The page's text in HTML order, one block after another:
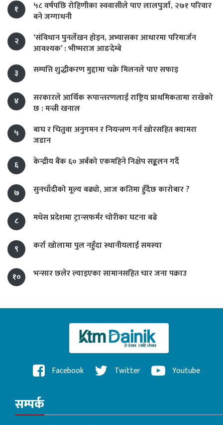
१
५८ वर्षपछि रोहिणीका स्ववासीले पाए लालपुर्जा, २७१ परिवार
बने जग्गाधनी
२
‘संविधान पुनर्लेखन होइन, अभ्यासका आधारमा परिमार्जन
आवश्यक’ : भीष्मराज आङदेम्बे
३
सम्पत्ति शुद्धीकरण मुद्दामा चक्रे मिलनले पाए सफाइ
४
सरकारले आर्थिक रूपान्तरणलाई राष्ट्रिय प्राथमिकतामा राखेको
छ : मन्त्री खनाल
५
बाघ र चितुवा अनुगमन र नियन्त्रण गर्न खोरसहित क्यामरा
जडान
६
केन्द्रीय बैंक ६० अर्बको एकमहिने निक्षेप सङ्कलन गर्दै
७ सुनचाँदीको मूल्य बढ्यो, आज कतिमा हुँदैछ कारोबार ?
८ मधेस प्रदेशमा ट्रान्सफर्मर चोरीका घटना बढे
९ कर्रा खोलामा पुल नहुँदा स्थानीयलाई समस्या
१० भन्सार छलेर ल्याइएका सामानसहित चार जना पक्राउ
Facebook Twitter Youtube
सम्पर्क